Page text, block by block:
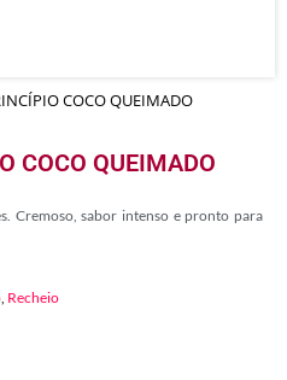
COCO QUEIMADO
COCO QUEIMADO
Cremoso, sabor intenso e pronto para
, Recheio